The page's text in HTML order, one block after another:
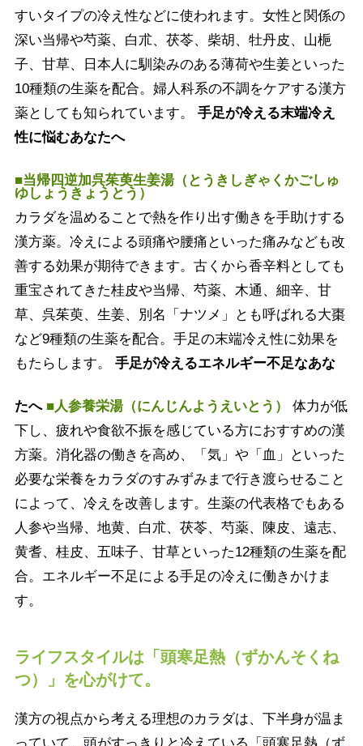
すいタイプの冷え性などに使われます。女性と関係の
深い当帰や芍薬、白朮、茯苓、柴胡、牡丹皮、山梔
子、甘草、日本人に馴染みのある薄荷や生姜といった
10種類の生薬を配合。婦人科系の不調をケアする漢方
薬としても知られています。 手足が冷える末端冷え
性に悩むあなたへ
■当帰四逆加呉茱萸生姜湯（とうきしぎゃくかごしゅ
ゆしょうきょうとう）
カラダを温めることで熱を作り出す働きを手助けする
漢方薬。冷えによる頭痛や腰痛といった痛みなども改
善する効果が期待できます。古くから香辛料としても
重宝されてきた桂皮や当帰、芍薬、木通、細辛、甘
草、呉茱萸、生姜、別名「ナツメ」とも呼ばれる大棗
など9種類の生薬を配合。手足の末端冷え性に効果を
もたらします。 手足が冷えるエネルギー不足なあな
たへ ■人参養栄湯（にんじんようえいとう）
体力が低
下し、疲れや食欲不振を感じている方におすすめの漢
方薬。消化器の働きを高め、「気」や「血」といった
必要な栄養をカラダのすみずみまで行き渡らせること
によって、冷えを改善します。生薬の代表格でもある
人参や当帰、地黄、白朮、茯苓、芍薬、陳皮、遠志、
黄耆、桂皮、五味子、甘草といった12種類の生薬を配
合。エネルギー不足による手足の冷えに働きかけま
す。
ライフスタイルは「頭寒足熱（ずかんそくね
つ）」を心がけて。
漢方の視点から考える理想のカラダは、下半身が温ま